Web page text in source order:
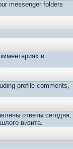
messenger folders
в
profile comments,
ответы сегодня,
визита.